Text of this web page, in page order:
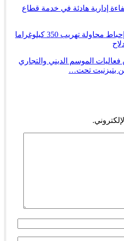
إدارية هادئة في خدمة قطاع
ميناء طنجة المتوسط: إحباط محاولة تهريب 350 كيلوغراما
الموسم الديني والتجاري
بتيزنيت تحت…